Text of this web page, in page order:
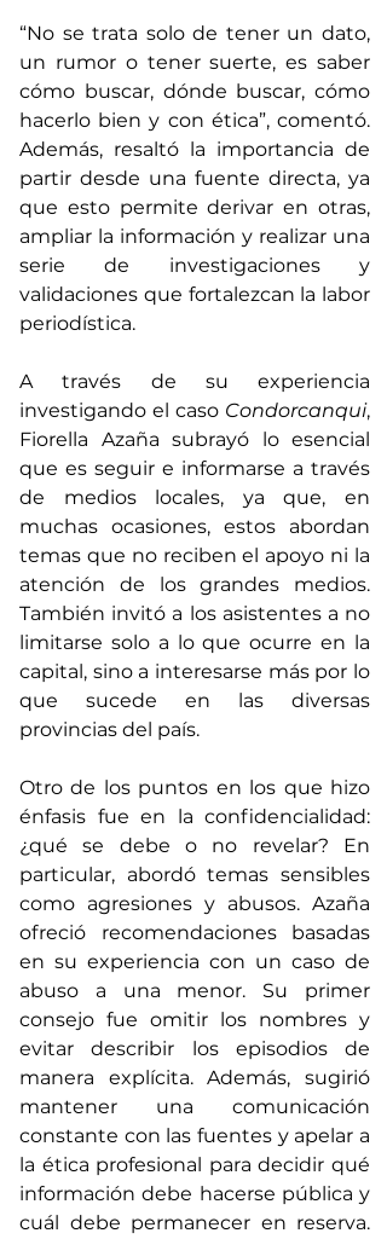
“No se trata solo de tener un dato,
un rumor o tener suerte, es saber
cómo buscar, dónde buscar, cómo
hacerlo bien y con ética”, comentó.
Además, resaltó la importancia de
partir desde una fuente directa, ya
que esto permite derivar en otras,
ampliar la información y realizar una
serie de investigaciones y
validaciones que fortalezcan la labor
periodística.
A través de su experiencia
investigando el caso Condorcanqui,
Fiorella Azaña subrayó lo esencial
que es seguir e informarse a través
de medios locales, ya que, en
muchas ocasiones, estos abordan
temas que no reciben el apoyo ni la
atención de los grandes medios.
También invitó a los asistentes a no
limitarse solo a lo que ocurre en la
capital, sino a interesarse más por lo
que sucede en las diversas
provincias del país.
Otro de los puntos en los que hizo
énfasis fue en la confidencialidad:
¿qué se debe o no revelar? En
particular, abordó temas sensibles
como agresiones y abusos. Azaña
ofreció recomendaciones basadas
en su experiencia con un caso de
abuso a una menor. Su primer
consejo fue omitir los nombres y
evitar describir los episodios de
manera explícita. Además, sugirió
mantener una comunicación
constante con las fuentes y apelar a
la ética profesional para decidir qué
información debe hacerse pública y
cuál debe permanecer en reserva.